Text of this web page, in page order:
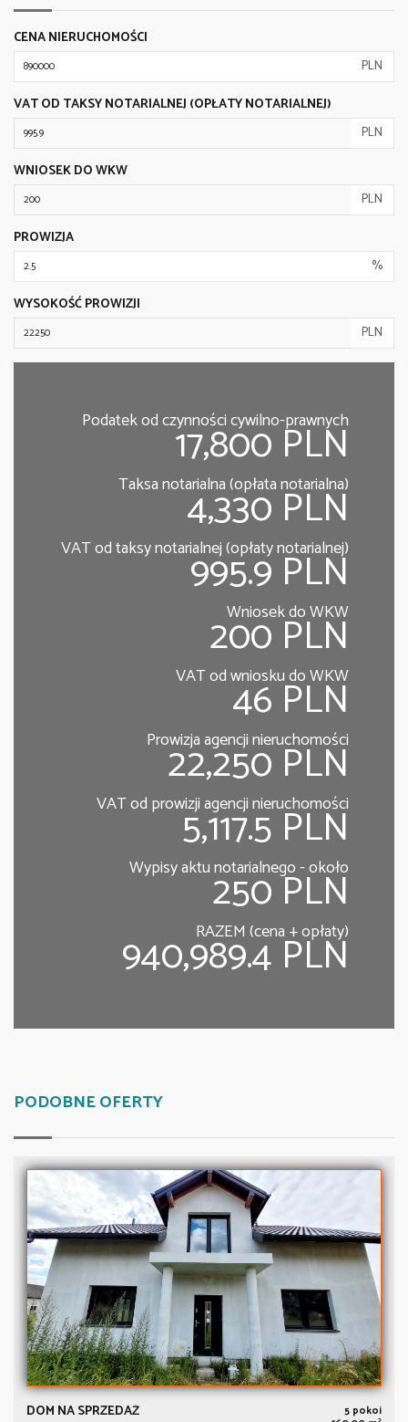
CENA NIERUCHOMOŚCI
PLN
VAT OD TAKSY NOTARIALNEJ (OPŁATY NOTARIALNEJ)
PLN
WNIOSEK DO WKW
PLN
PROWIZJA
%
WYSOKOŚĆ PROWIZJI
PLN
Podatek od czynności cywilno-prawnych
17,800 PLN
Taksa notarialna (opłata notarialna)
4,330 PLN
VAT od taksy notarialnej (opłaty notarialnej)
995.9 PLN
Wniosek do WKW
200 PLN
VAT od wniosku do WKW
46 PLN
Prowizja agencji nieruchomości
22,250 PLN
VAT od prowizji agencji nieruchomości
5,117.5 PLN
Wypisy aktu notarialnego - około
250 PLN
RAZEM (cena + opłaty)
940,989.4 PLN
PODOBNE OFERTY
DOM NA SPRZEDAŻ 5 pokoi